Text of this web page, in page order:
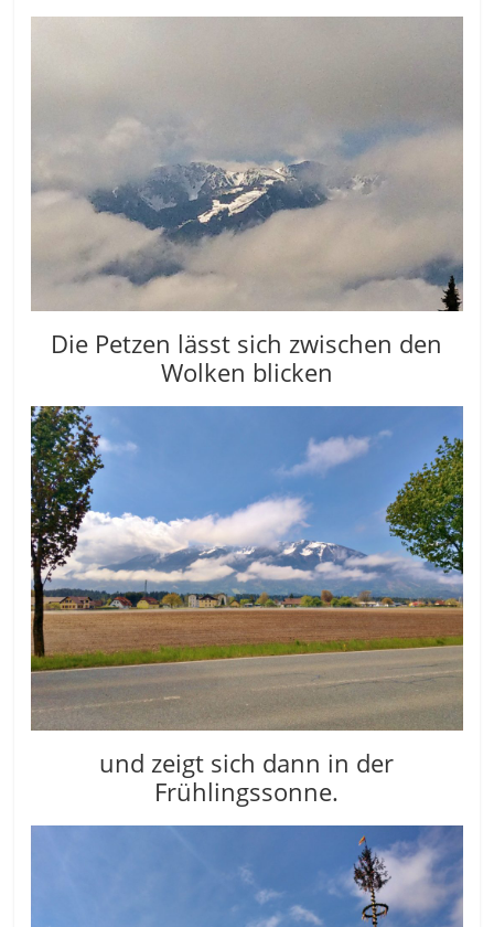
Die Petzen lässt sich zwischen den
Wolken blicken
und zeigt sich dann in der
Frühlingssonne.